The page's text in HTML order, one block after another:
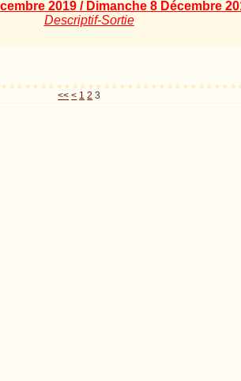
2019 / Dimanche 8 Décembre
Descriptif-Sortie
<< < 1 2 3